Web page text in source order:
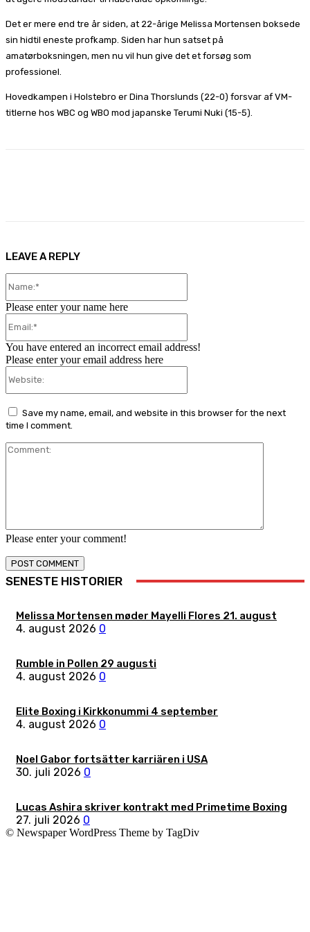
Det er mere end tre år siden, at 22-årige Melissa Mortensen boksede
sin hidtil eneste profkamp. Siden har hun satset på
amatørboksningen, men nu vil hun give det et forsøg som
professionel.
Hovedkampen i Holstebro er Dina Thorslunds (22-0) forsvar af VM-
titlerne hos WBC og WBO mod japanske Terumi Nuki (15-5).
LEAVE A REPLY
Please enter your comment!
Please enter your name here
You have entered an incorrect email address!
Please enter your email address here
Save my name, email, and website in this browser for the next
time I comment.
SENESTE HISTORIER
Melissa Mortensen møder Mayelli Flores 21. august
4. august 2026 0
Rumble in Pollen 29 augusti
4. august 2026 0
Elite Boxing i Kirkkonummi 4 september
4. august 2026 0
Noel Gabor fortsätter karriären i USA
30. juli 2026 0
Lucas Ashira skriver kontrakt med Primetime Boxing
27. juli 2026 0
© Newspaper WordPress Theme by TagDiv